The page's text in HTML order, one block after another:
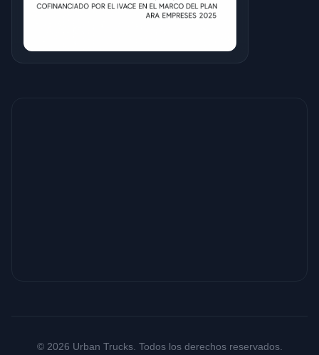
© 2026 Urban Trucks. Todos los derechos reservados.